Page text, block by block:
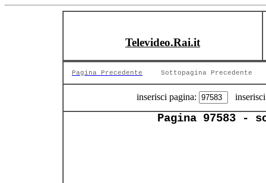
Televideo.Rai.it
Pagina Precedente Sottopagina Precedente
inserisci pagina:
Pagina 97583 -